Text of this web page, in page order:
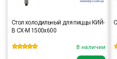
Стол холодильный для пиццы КИЙ-
В СХ-М 1500х600
В наличии